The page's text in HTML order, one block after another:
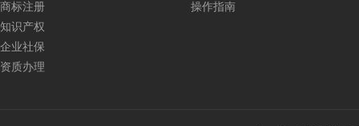
商标注册
知识产权
企业社保
资质办理
操作指南